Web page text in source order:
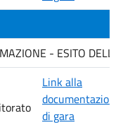
- ESITO DELLA
Link alla
documentazione
di gara